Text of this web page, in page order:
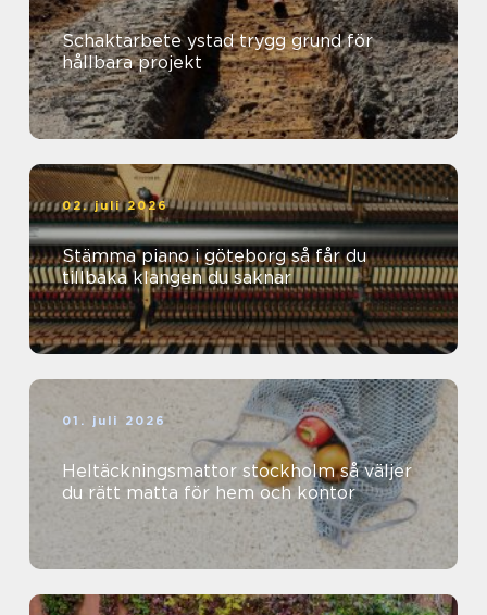
Schaktarbete ystad trygg grund för
hållbara projekt
02. juli 2026
Stämma piano i göteborg så får du
tillbaka klangen du saknar
01. juli 2026
Heltäckningsmattor stockholm så väljer
du rätt matta för hem och kontor